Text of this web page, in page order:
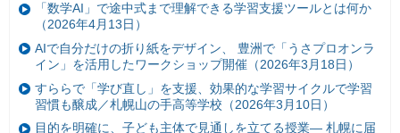
「数学AI」で途中式まで理解できる学習支援ツールとは何か
（2026年4月13日）
AIで自分だけの折り紙をデザイン、 豊洲で「うさプロオンラ
イン」を活用したワークショップ開催（2026年3月18日）
すららで「学び直し」を支援、効果的な学習サイクルで学習
習慣も醸成／札幌山の手高等学校（2026年3月10日）
目的を明確に、子ども主体で見通しを立てる授業— 札幌に届